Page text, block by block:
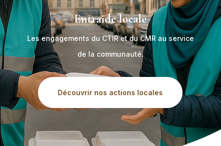
Entraide locale
Les engagements du CTIR et du CMR au service
de la communauté.
Découvrir nos actions locales